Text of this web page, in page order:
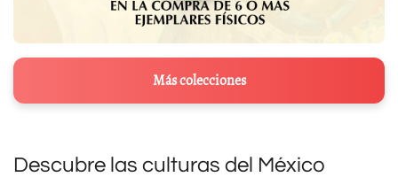
Más colecciones
Descubre las culturas del México